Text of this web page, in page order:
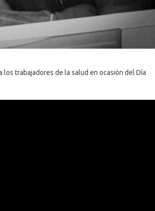
trabajadores de la salud en ocasión del Día